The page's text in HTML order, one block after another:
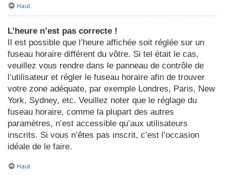
Haut
L’heure n’est pas correcte !
Il est possible que l’heure affichée soit réglée sur un
fuseau horaire différent du vôtre. Si tel était le cas,
veuillez vous rendre dans le panneau de contrôle de
l’utilisateur et régler le fuseau horaire afin de trouver
votre zone adéquate, par exemple Londres, Paris, New
York, Sydney, etc. Veuillez noter que le réglage du
fuseau horaire, comme la plupart des autres
paramètres, n’est accessible qu’aux utilisateurs
inscrits. Si vous n’êtes pas inscrit, c’est l’occasion
idéale de le faire.
Haut